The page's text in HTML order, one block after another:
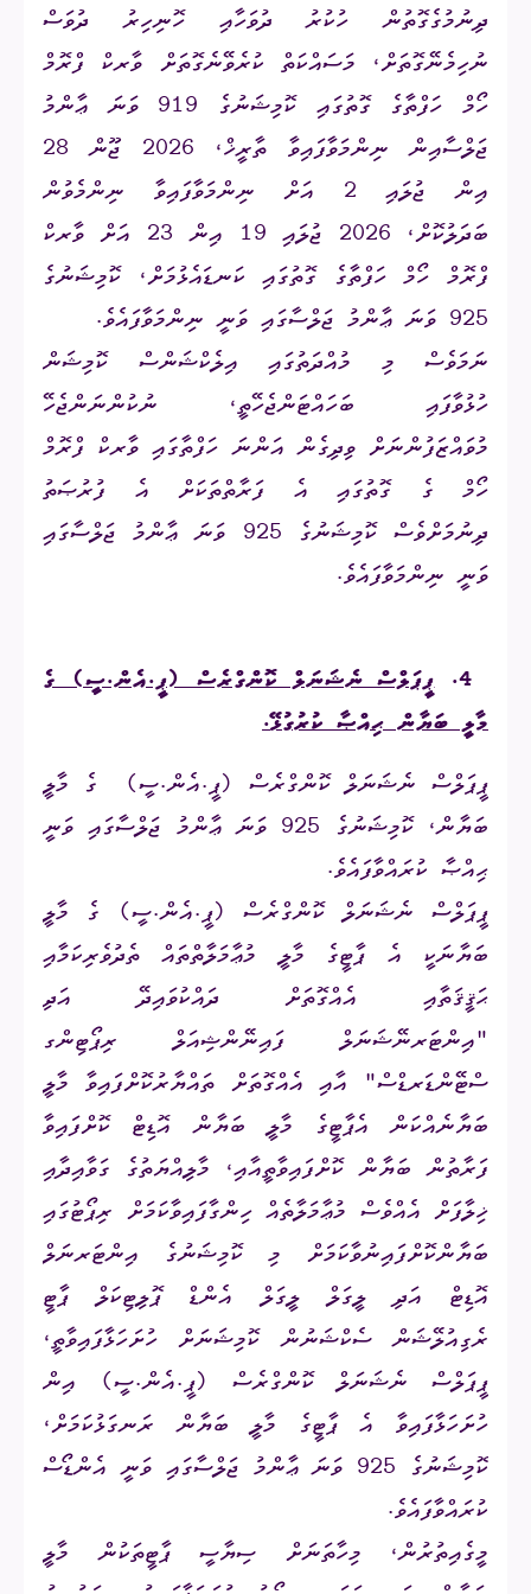
ދިނުމުގެގޮތުން ހުކުރު ދުވަހާއި ހޮނިހިރު ދުވަސް
ނުހިމެނޭގޮތަށް، މަސައްކަތް ކުރެވޭނެގޮތަށް ވާރކް ފްރޮމް
ހޯމް ހަފްތާގެ ގޮތުގައި ކޮމިޝަނުގެ 919 ވަނަ ޢާންމު
ޖަލްސާއިން ނިންމަވާފައިވާ ތާރީޚް، 2026 ޖޫން 28
އިން ޖުލައި 2 އަށް ނިންމަވާފައިވާ ނިންމެވުން
ބަދަލުކޮށް، 2026 ޖުލައި 19 އިން 23 އަށް ވާރކް
ފްރޮމް ހޯމް ހަފްތާގެ ގޮތުގައި ކަނޑައެޅުމަށް، ކޮމިޝަނުގެ
925 ވަނަ ޢާންމު ޖަލްސާގައި ވަނީ ނިންމަވާފައެވެ.
ނަމަވެސް މި މުއްދަތުގައި އިލެކްޝަންސް ކޮމިޝަން
ހުޅުވާފައި ބަހައްޓަންޖެހޭތީ، ނުކުންނަންޖެހޭ
މުވައްޒަފުންނަށް ވިދިގެން އަންނަ ހަފްތާގައި ވާރކް ފްރޮމް
ހޯމް ގެ ގޮތުގައި އެ ފަރާތްތަކަށް އެ ފުރުޞަތު
ދިނުމަށްވެސް ކޮމިޝަނުގެ 925 ވަނަ ޢާންމު ޖަލްސާގައި
ވަނީ ނިންމަވާފައެވެ.
4.
ޕީޕަލްސް ނެޝަނަލް ކޮންގްރެސް (ޕީ.އެން.ސީ) ގެ
މާލީ ބަޔާން ޙިއްޞާ ކުރުގުޅޭ.
ޕީޕަލްސް ނެޝަނަލް ކޮންގްރެސް (ޕީ.އެން.ސީ)
ގެ މާލީ
ބަޔާން، ކޮމިޝަނުގެ 925 ވަނަ ޢާންމު ޖަލްސާގައި ވަނީ
ޙިއްޞާ ކުރައްވާފައެވެ.
ޕީޕަލްސް ނެޝަނަލް ކޮންގްރެސް (ޕީ.އެން.ސީ) ގެ މާލީ
ބަޔާނަކީ އެ ޕާޓީގެ މާލީ މުޢާމަލާތްތައް ތެދުވެރިކަމާއި
ޙަޤީޤަތާއި އެއްގޮތަށް ދައްކުވައިދޭ އަދި
"އިންޓަރނޭޝަނަލް ފައިނޭންޝިއަލް ރިޕޯޓިންގ
ސްޓޭންޑަރޑްސް" އާއި އެއްގޮތަށް ތައްޔާރުކޮށްފައިވާ މާލީ
ބަޔާނެއްކަން އެޕާޓީގެ މާލީ ބަޔާން އޮޑިޓް ކޮށްފައިވާ
ފަރާތުން ބަޔާން ކޮށްފައިވާތީއާއި، މާލިއްޔަތުގެ ގަވާއިދާއި
ޚިލާފަށް އެއްވެސް މުޢާމަލާތެއް ހިންގާފައިވާކަމަށް ރިޕޯޓުގައި
ބަޔާންކޮށްފައިނުވާކަމަށް މި ކޮމިޝަނުގެ އިންޓަރނަލް
އޮޑިޓް އަދި ލީގަލް ލީގަލް އެންޑް ޕޮލިޓިކަލް ޕާޓީ
ރެގިއުލޭޝަން ސެކްޝަނުން ކޮމިޝަނަށް ހުށަހަޅާފައިވާތީ،
ޕީޕަލްސް ނެޝަނަލް ކޮންގްރެސް (ޕީ.އެން.ސީ) އިން
ހުށަހަޅާފައިވާ އެ ޕާޓީގެ މާލީ ބަޔާން ރަނގަޅުކަމަށް،
ކޮމިޝަނުގެ 925 ވަނަ ޢާންމު ޖަލްސާގައި ވަނީ އެންޑޯސް
ކުރައްވާފައެވެ.
މީގެއިތުރުން، މިހާތަނަށް ސިޔާސީ ޕާޓީތަކުން މާލީ